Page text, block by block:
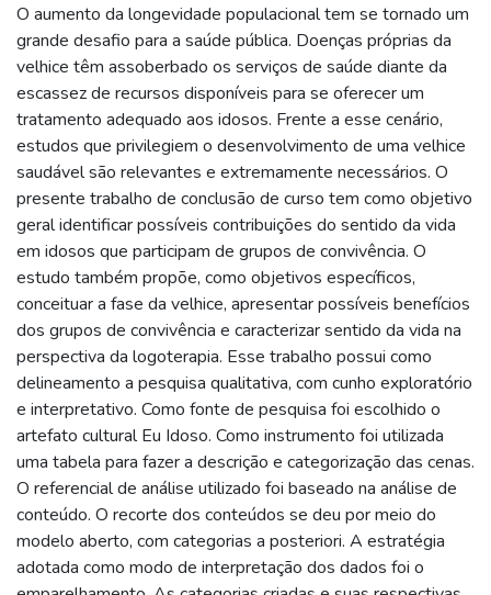
O aumento da longevidade populacional tem se tornado um
grande desafio para a saúde pública. Doenças próprias da
velhice têm assoberbado os serviços de saúde diante da
escassez de recursos disponíveis para se oferecer um
tratamento adequado aos idosos. Frente a esse cenário,
estudos que privilegiem o desenvolvimento de uma velhice
saudável são relevantes e extremamente necessários. O
presente trabalho de conclusão de curso tem como objetivo
geral identificar possíveis contribuições do sentido da vida
em idosos que participam de grupos de convivência. O
estudo também propõe, como objetivos específicos,
conceituar a fase da velhice, apresentar possíveis benefícios
dos grupos de convivência e caracterizar sentido da vida na
perspectiva da logoterapia. Esse trabalho possui como
delineamento a pesquisa qualitativa, com cunho exploratório
e interpretativo. Como fonte de pesquisa foi escolhido o
artefato cultural Eu Idoso. Como instrumento foi utilizada
uma tabela para fazer a descrição e categorização das cenas.
O referencial de análise utilizado foi baseado na análise de
conteúdo. O recorte dos conteúdos se deu por meio do
modelo aberto, com categorias a posteriori. A estratégia
adotada como modo de interpretação dos dados foi o